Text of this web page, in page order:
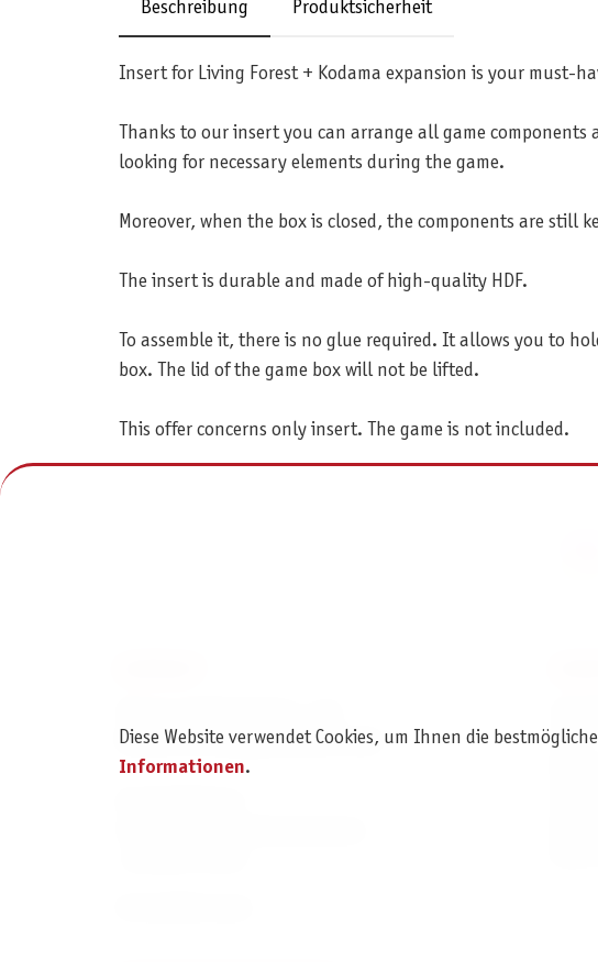
Beschreibung Produktsicherheit
Insert for Living Forest + Kodama expansion is your must-
Thanks to our insert you can arrange all game
looking for necessary elements during the game.
Moreover, when the box is closed, the components are
The insert is durable and made of high-quality HDF.
To assemble it, there is no glue required. It allows you to
box. The lid of the game box will not be lifted.
This offer concerns only insert. The game is not included.
Medienvertriebsgesellschaft mbH
AGB
Diese Website verwendet Cookies, um Ihnen die
Informationen.